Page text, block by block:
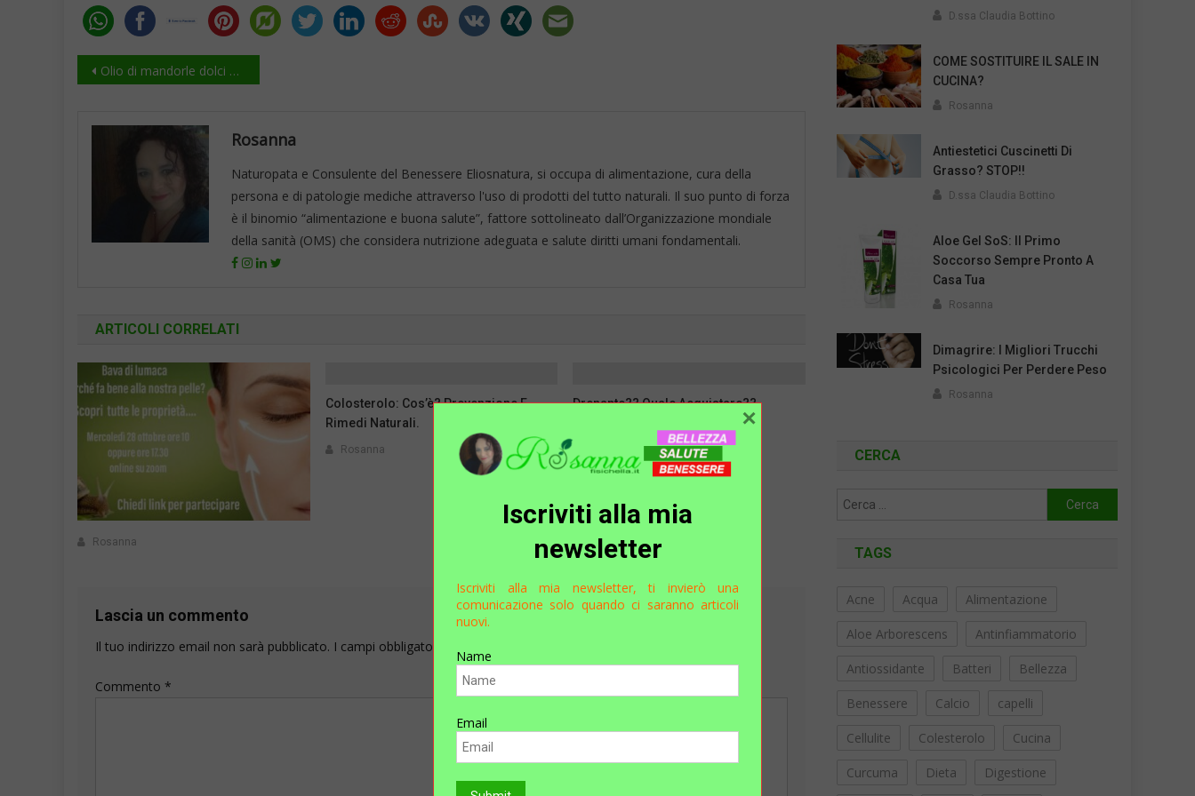
Navigazione
Olio di mandorle dolci spremitura a freddo
Rosanna
Naturopata e Consulente del Benessere Eliosnatura, si occupa di alimentazione, cura della
persona e di patologie mediche attraverso l'uso di prodotti del tutto naturali. Il suo punto di forza
è il binomio “alimentazione e buona salute”, fattore sottolineato dall’Organizzazione mondiale
della sanità (OMS) che considera nutrizione adeguata e salute diritti umani fondamentali.
ARTICOLI CORRELATI
Rosanna
Colosterolo: Cos’è? Prevenzione E
Rimedi Naturali.
Rosanna
Drenante?? Quale Acquistare??
Lascia un commento
Il tuo indirizzo email non sarà pubblicato. I campi obbligatori sono contrassegnati
Commento *
D.ssa Claudia Bottino
COME SOSTITUIRE IL SALE IN
CUCINA?
Rosanna
Antiestetici Cuscinetti Di
Grasso? STOP!!
D.ssa Claudia Bottino
Aloe Gel SoS: Il Primo
Soccorso Sempre Pronto A
Casa Tua
Rosanna
Dimagrire: I Migliori Trucchi
Psicologici Per Perdere Peso
Rosanna
CERCA
Ricerca
per:
TAGS
Acne Acqua Alimentazione
Aloe Arborescens Antinfiammatorio
Antiossidante Batteri Bellezza
Benessere Calcio capelli
Cellulite Colesterolo Cucina
Curcuma Dieta Digestione
Iscriviti alla mia
newsletter
Iscriviti alla mia newsletter, ti invierò una
comunicazione solo quando ci saranno articoli
nuovi.
Name
Email
×